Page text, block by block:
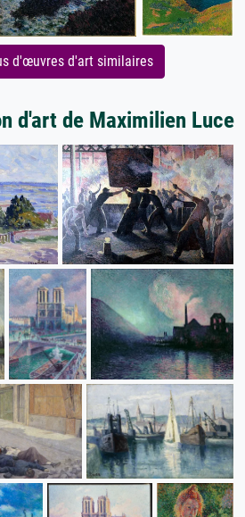
d'œuvres d'art similaires
d'art de Maximilien Luce